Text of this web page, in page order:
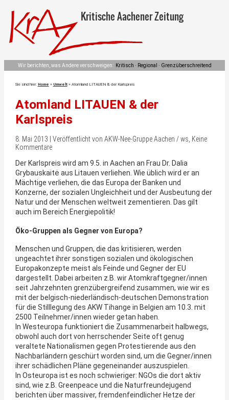
Kritische Aachener Zeitung
Wir berichten, was Andere verschweigen: Kritisch · Regional · Grenzüberschreitend
Sie sind hier: Home » Umwelt» Atomland LITAUEN & der Karlspreis
Atomland LITAUEN & der
Karlspreis
8. Mai 2013 | Veröffentlicht von AKW-Nee-Gruppe Aachen / ws, Keine
Kommentare
Der Karlspreis wird am 9.5. in Aachen an Frau Dr. Dalia
Grybauskaitė aus Litauen verliehen. Wie üblich wird er an
Mächtige verliehen, die das Europa der Banken und
Konzerne, der sozialen Ungleichheit und der Ausbeutung der
Natur und der Menschen weltweit zementieren. Das gilt
auch im Bereich Energiepolitik!
Öko-Gruppen als Gegner von Europa?
Menschen und Gruppen, die das kritisieren, werden
ungeachtet ihrer sonstigen sozialen und ökologischen
Europakonzepte meist als Feinde und Gegner der EU
dargestellt. Dabei arbeiten z.B. wir Atomkraftgegner/innen
seit Jahrzehnten grenzübergreifend zusammen, wie wir es
mit der belgisch-niederländisch-deutschen Demonstration
für die Stilllegung des AKW Tihange in Belgien am 10.3. mit
2500 Teilnehmer/innen wieder getan haben.
In Westeuropa funktioniert die Zusammenarbeit halbwegs,
obwohl auch dort von herrschender Seite oft genug
veraltete Nationalismen gegen Protestierende aus den
Nachbarländern geschürt worden sind, um die Gegner/innen
ihrer schädlichen Pläne gegeneinander auszuspielen.
In Osteuropa ist es noch schwieriger: NGOs die dort aktiv
sind, wie z.B. Greenpeace und die Naturfreundejugend
berichten über massiver, fremdenfeindlicher Hetze der